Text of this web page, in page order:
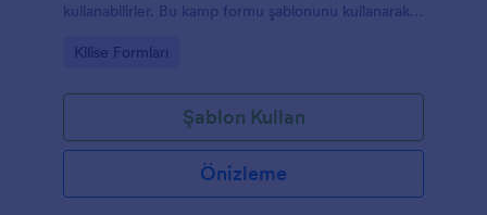
kullanabilirler. Bu kamp formu şablonunu kullanarak
numara gibi ebeveyn bilgileri ve kişinin adı, telefon
bilgilerini toplayabilirsiniz. Ayrıca, müşterileriniz
sağlık veya davranış koşullarını, ilaç alerjilerini,
aktivite kısıtlamalarını açıklayabilir ve yaz kampı için
bu kayıt formu formatını kullanarak ödeme şeklini
Go to Category:
Kilise Formları
Şablon Kullan
Önizleme